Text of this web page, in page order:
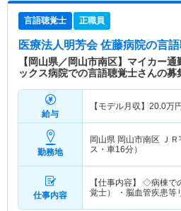
言語聴覚士 正職員
医療法人明芳会 佐藤病院の言
【岡山県／岡山市南区】マイカー
ックス病院での言語聴覚士さんの募
給与
【モデル月収】 20.0万
勤務地
岡山県 岡山市南区 Ｊ
ス・車16分）
仕事内容
【仕事内容】 ◇病棟で
覚士） ・脳血管疾患